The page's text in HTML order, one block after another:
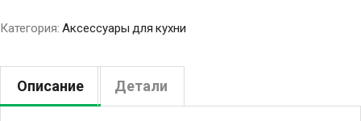
Категория: Аксессуары для кухни
Описание Детали